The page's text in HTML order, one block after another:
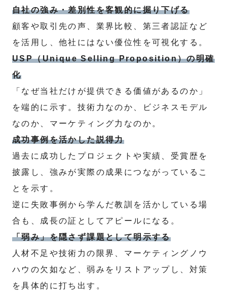
自社の強み・差別性を客観的に掘り下げる
顧客や取引先の声、業界比較、第三者認証など
を活用し、他社にはない優位性を可視化する。
USP（Unique Selling Proposition）の明確
化
「なぜ当社だけが提供できる価値があるのか」
を端的に示す。技術力なのか、ビジネスモデル
なのか、マーケティング力なのか。
成功事例を活かした説得力
過去に成功したプロジェクトや実績、受賞歴を
披露し、強みが実際の成果につながっているこ
とを示す。
逆に失敗事例から学んだ教訓を活かしている場
合も、成長の証としてアピールになる。
「弱み」を隠さず課題として明示する
人材不足や技術力の限界、マーケティングノウ
ハウの欠如など、弱みをリストアップし、対策
を具体的に打ち出す。